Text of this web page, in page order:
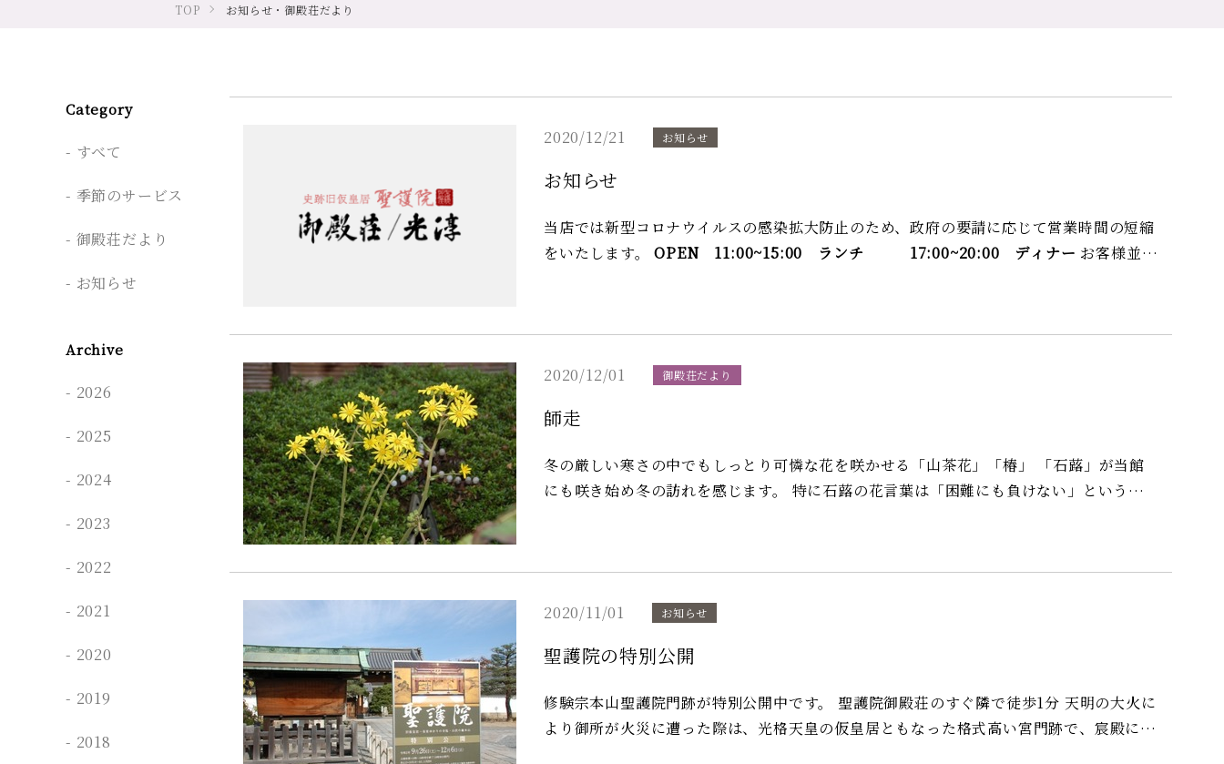
TOP お知らせ・御殿荘だより
2020/12/21 お知らせ
お知らせ
当店では新型コロナウイルスの感染拡大防止のため、政府の要請に応じて営業時間の短縮
をいたします。OPEN 11:00~15:00 ランチ 17:00~20:00 ディナー
2020/12/01 御殿荘だより
師走
冬の厳しい寒さの中でもしっとり可憐な花を咲かせる「山茶花」「椿」 「石蕗」が当館
にも咲き始め冬の訪れを感じます。 特に石蕗の花言葉は「困難にも負けない」という意
2020/11/01 お知らせ
聖護院の特別公開
修験宗本山聖護院門跡が特別公開中です。 聖護院御殿荘のすぐ隣で徒歩1分 天明の大火に
より御所が火災に遭った際は、光格天皇の仮皇居ともなった格式高い宮門跡で、宸殿に
Category
すべて
季節のサービス
御殿荘だより
お知らせ
Archive
2026
2025
2024
2023
2022
2021
2020
2019
2018